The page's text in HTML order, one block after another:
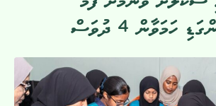
ހަމަވާން 4 ދުވަސް